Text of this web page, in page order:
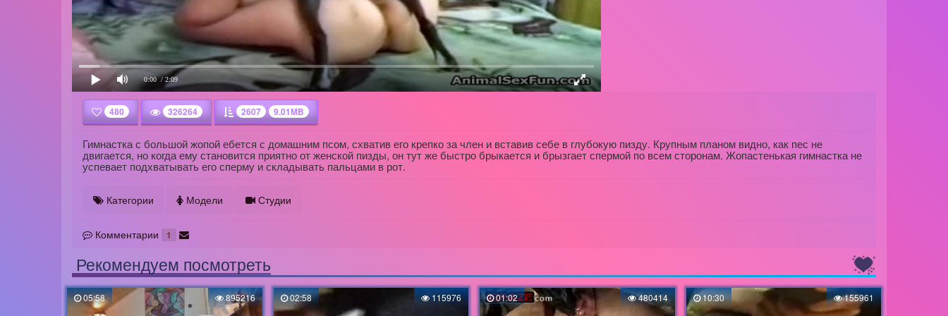
0:00 / 2:09
480 326264 2607 9.01MB
Гимнастка с большой жопой ебется с домашним псом, схватив его крепко за член и вставив себе в глубокую пизду. Крупным планом видно, как пес не
двигается, но когда ему становится приятно от женской пизды, он тут же быстро брыкается и брызгает спермой по всем сторонам. Жопастенькая гимнастка не
успевает подхватывать его сперму и складывать пальцами в рот.
Категории Модели Студии
Комментарии 1
Рекомендуем посмотреть
05:58 895216 02:58 115976 01:02 480414 10:30 155961